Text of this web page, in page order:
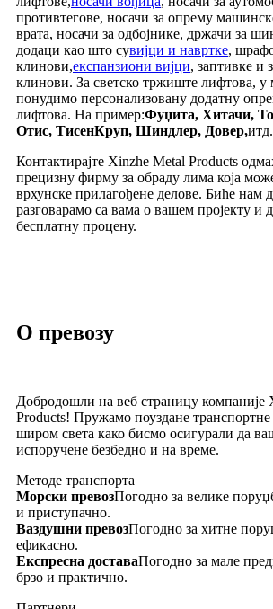
противтегове, носачи за опрему
врата, носачи за одбојнике, држачи за
додаци као што сувијци и навртке,
клинови,експанзиони вијци, заптивке и
клинови. За светско тржиште лифтова, у
понудимо персонализовану додатну
лифтова. На пример:Фуџита, Хитачи,
Отис, ТисенКруп, Шиндлер, Довер,итд.
Контактирајте Xinzhe Metal Products
прецизну фирму за обраду лима која
врхунске прилагођене делове. Биће нам
разговарамо са вама о вашем пројекту и
бесплатну процену.
О превозу
Добродошли на веб страницу компаније
Products! Пружамо поуздане
широм света како бисмо осигурали да
испоручене безбедно и на време.
Методе транспорта
Морски превозПогодно за велике
и приступачно.
Ваздушни превозПогодно за хитне
ефикасно.
Експресна доставаПогодно за мале
брзо и практично.